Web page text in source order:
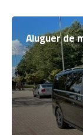
Aluguer de